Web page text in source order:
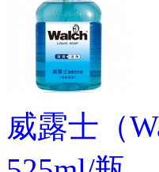
威露士（